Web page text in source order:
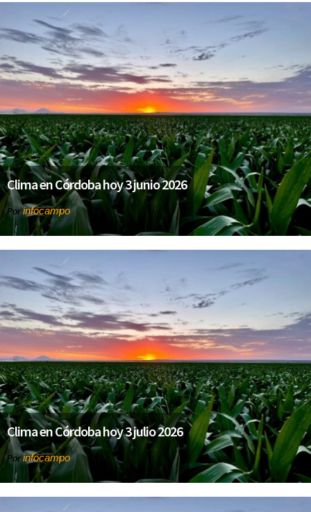
Clima en Córdoba hoy 3 junio 2026
Porinfocampo
Clima en Córdoba hoy 3 julio 2026
Por infocampo